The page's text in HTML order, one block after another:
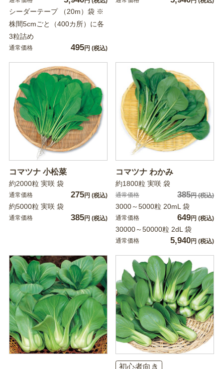
シーダーテープ （20m）袋 ※
株間5cmごと（400カ所）に各
3粒詰め
通常価格 495円 (税込)
コマツナ 小松菜
約2000粒 実咲 袋
通常価格 275円 (税込)
約5000粒 実咲 袋
通常価格 385円 (税込)
コマツナ わかみ
約1800粒 実咲 袋
通常価格 385円(税込)
3000～5000粒 20mL 袋
通常価格 649円 (税込)
30000～50000粒 2dL 袋
通常価格 5,940円 (税込)
初心者向き